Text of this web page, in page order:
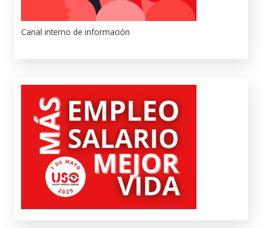
Canal interno de información